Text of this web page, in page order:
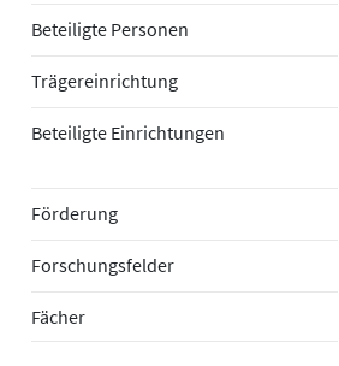
Beteiligte Personen
Trägereinrichtung
Beteiligte Einrichtungen
Förderung
Forschungsfelder
Fächer